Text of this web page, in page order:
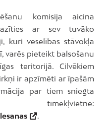
komisija aicina
ar sev tuvāko
kuri veselības stāvokļa
varēs pieteikt balsošanu
teritorijā. Cilvēkiem
ir apzīmēti ar īpašām
par tiem sniegta
.